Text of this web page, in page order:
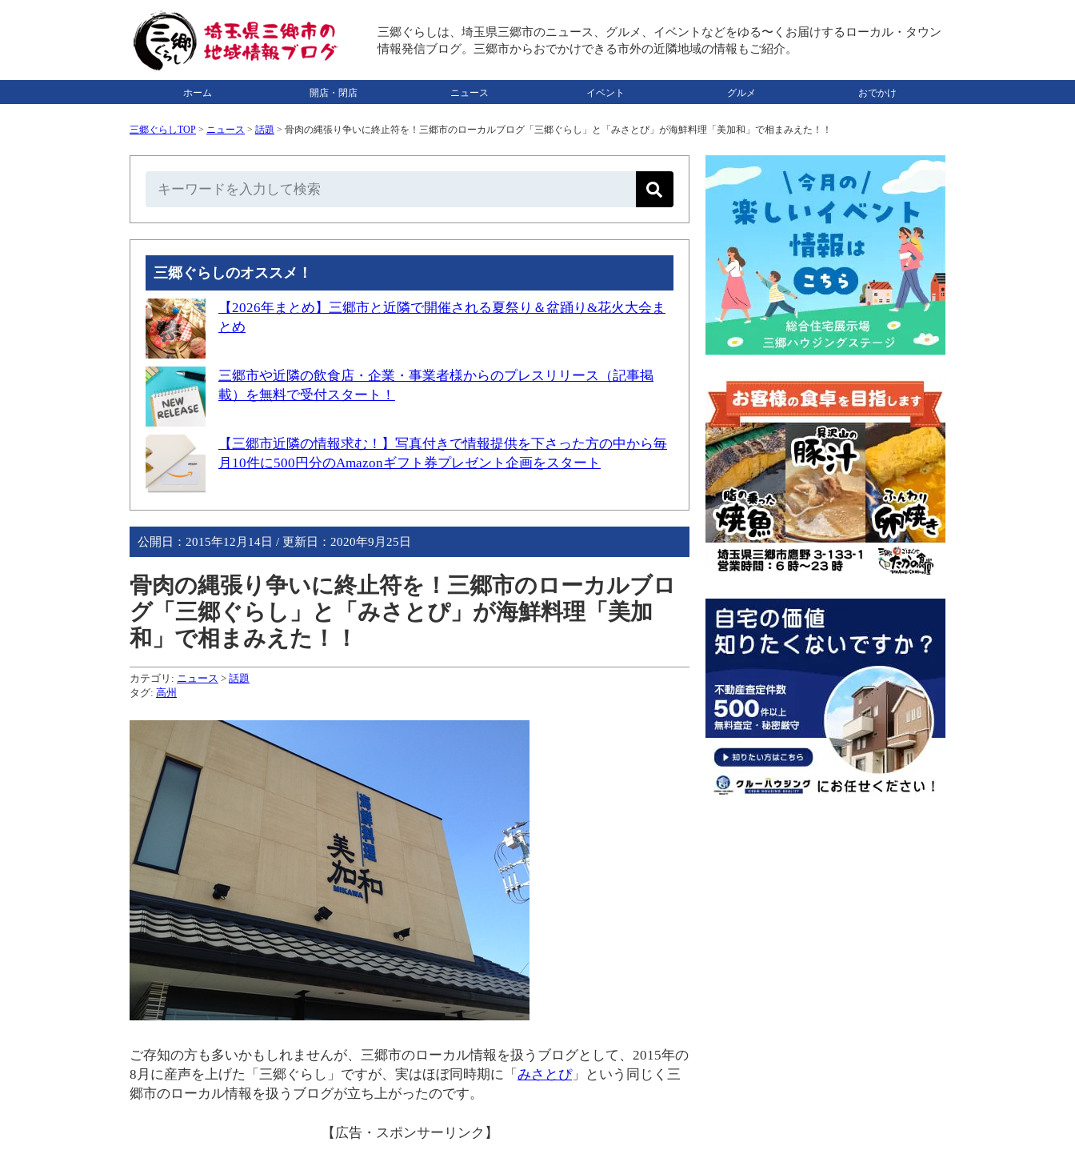
三郷ぐらしは、埼玉県三郷市のニュース、グルメ、イベントなどをゆる〜くお届けするローカル・タウン
情報発信ブログ。三郷市からおでかけできる市外の近隣地域の情報もご紹介。
ホーム 開店・閉店 ニュース イベント グルメ おでかけ
三郷ぐらしTOP > ニュース > 話題 > 骨肉の縄張り争いに終止符を！三郷市のローカルブログ「三郷ぐらし」と「みさとぴ」が海鮮料理「美加和」で相まみえた！！
三郷ぐらしのオススメ！
【2026年まとめ】三郷市と近隣で開催される夏祭り＆盆踊り&花火大会ま
とめ
三郷市や近隣の飲食店・企業・事業者様からのプレスリリース（記事掲
載）を無料で受付スタート！
【三郷市近隣の情報求む！】写真付きで情報提供を下さった方の中から毎
月10件に500円分のAmazonギフト券プレゼント企画をスタート
公開日： 2015年12月14日 / 更新日： 2020年9月25日
骨肉の縄張り争いに終止符を！三郷市のローカルブロ
グ「三郷ぐらし」と「みさとぴ」が海鮮料理「美加
和」で相まみえた！！
カテゴリ: ニュース > 話題
タグ: 高州
ご存知の方も多いかもしれませんが、三郷市のローカル情報を扱うブログとして、2015年の
8月に産声を上げた「三郷ぐらし」ですが、実はほぼ同時期に「 みさとぴ」という同じく三
郷市のローカル情報を扱うブログが立ち上がったのです。
【広告・スポンサーリンク】